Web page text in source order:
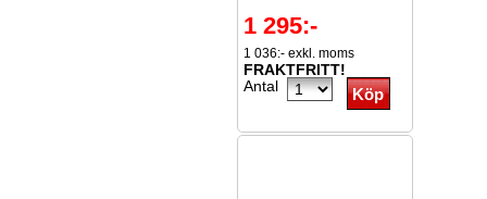
1 295:-
1 036:- exkl. moms
FRAKTFRITT!
Antal